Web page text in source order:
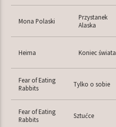
Mona Polaski
Przystanek
Alaska
Heima Koniec świata
Fear of Eating
Rabbits
Tylko o sobie
Fear of Eating
Rabbits
Sztućce